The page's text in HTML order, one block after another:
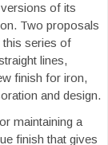
of its
Two proposals
this series of
lines,
finish for iron,
and design.
maintaining a
finish that gives